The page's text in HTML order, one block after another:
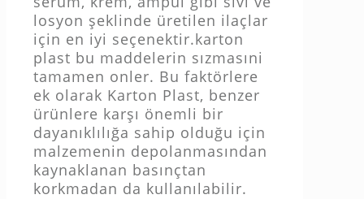
losyon şeklinde üretilen ilaçlar
için en iyi seçenektir.karton
plast bu maddelerin sızmasıni
tamamen onler. Bu faktörlere
ek olarak Karton Plast, benzer
ürünlere karşı önemli bir
dayanıklılığa sahip olduğu için
malzemenin depolanmasından
kaynaklanan basınçtan
korkmadan da kullanılabilir.